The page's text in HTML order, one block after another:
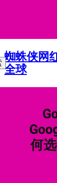
蜘蛛侠网
全球
何